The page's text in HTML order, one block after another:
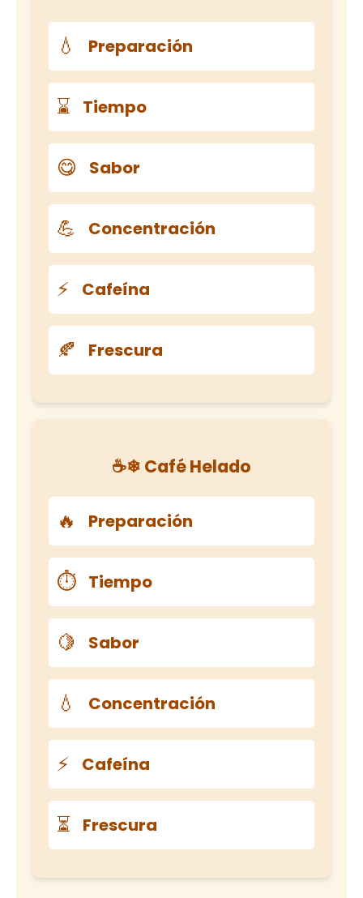
💧 Preparación
⌛ Tiempo
😋 Sabor
💪 Concentración
⚡ Cafeína
🍂 Frescura
☕❄ Café Helado
🔥 Preparación
⏱ Tiempo
🍋 Sabor
💧 Concentración
⚡ Cafeína
⏳ Frescura